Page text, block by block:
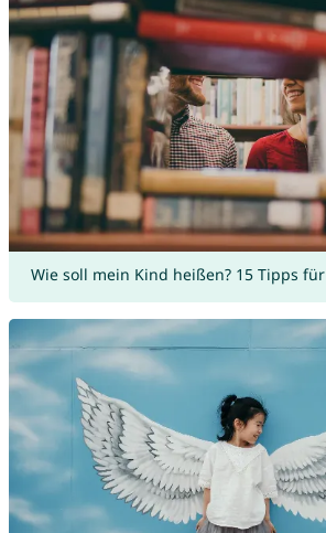
Wie soll mein Kind heißen? 15 Tipps